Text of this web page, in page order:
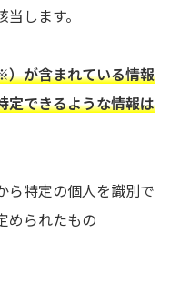
します。
が含まれている情報
定できるような情報は
ら特定の個人を識別で
められたもの